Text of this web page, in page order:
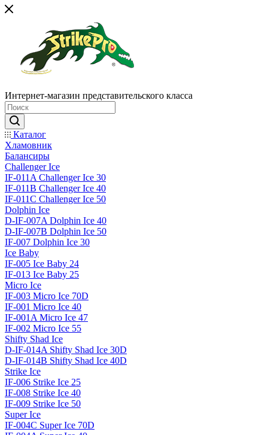
Интернет-магазин представительского класса
Каталог
Хламовник
Балансиры
Challenger Ice
IF-011A Challenger Ice 30
IF-011B Challenger Ice 40
IF-011C Challenger Ice 50
Dolphin Ice
D-IF-007A Dolphin Ice 40
D-IF-007B Dolphin Ice 50
IF-007 Dolphin Ice 30
Ice Baby
IF-005 Ice Baby 24
IF-013 Ice Baby 25
Micro Ice
IF-003 Micro Ice 70D
IF-001 Micro Ice 40
IF-001A Micro Ice 47
IF-002 Micro Ice 55
Shifty Shad Ice
D-IF-014A Shifty Shad Ice 30D
D-IF-014B Shifty Shad Ice 40D
Strike Ice
IF-006 Strike Ice 25
IF-008 Strike Ice 40
IF-009 Strike Ice 50
Super Ice
IF-004C Super Ice 70D